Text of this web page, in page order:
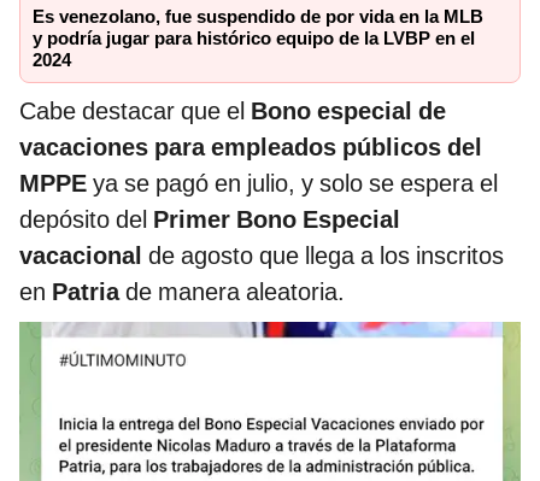
Es venezolano, fue suspendido de por vida en la MLB
y podría jugar para histórico equipo de la LVBP en el
2024
Cabe destacar que el Bono especial de
vacaciones para empleados públicos del
MPPE ya se pagó en julio, y solo se espera el
depósito del Primer Bono Especial
vacacional de agosto que llega a los inscritos
en Patriade manera aleatoria.